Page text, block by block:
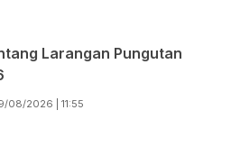
Larangan Pungutan
08/2026 | 11:55